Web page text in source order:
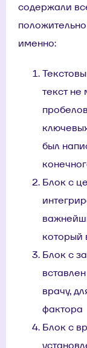
содержали
именно:
текст
был
Блок с
который
Блок с
врачу,
фактора
Блок с